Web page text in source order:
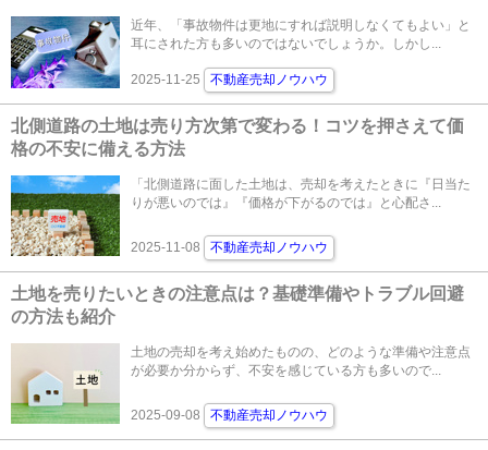
近年、「事故物件は更地にすれば説明しなくてもよい」と
耳にされた方も多いのではないでしょうか。しかし...
2025-11-25 不動産売却ノウハウ
北側道路の土地は売り方次第で変わる！コツを押さえて価
格の不安に備える方法
「北側道路に面した土地は、売却を考えたときに『日当た
りが悪いのでは』『価格が下がるのでは』と心配さ...
2025-11-08 不動産売却ノウハウ
土地を売りたいときの注意点は？基礎準備やトラブル回避
の方法も紹介
土地の売却を考え始めたものの、どのような準備や注意点
が必要か分からず、不安を感じている方も多いので...
2025-09-08 不動産売却ノウハウ